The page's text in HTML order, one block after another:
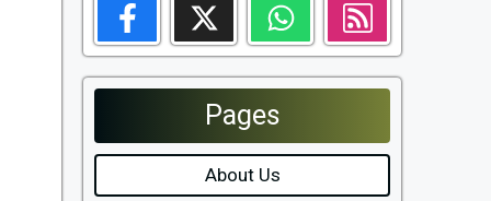
Pages
About Us